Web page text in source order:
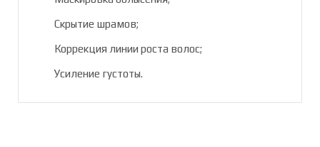
Скрытие шрамов;
Коррекция линии роста волос;
Усиление густоты.